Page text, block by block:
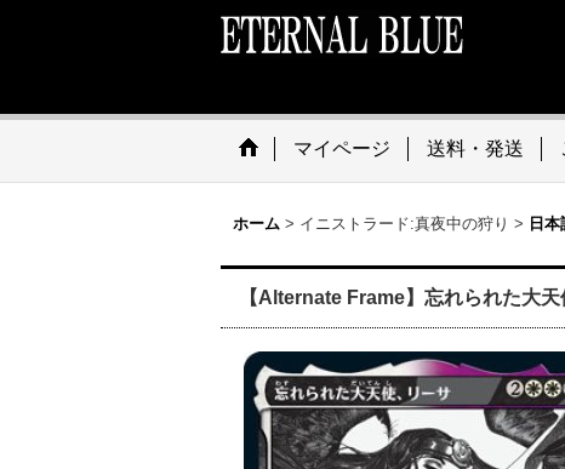
マイページ 送料・発送
ホーム > イニストラード:真夜中の狩り > 日
【Alternate Frame】忘れられた大